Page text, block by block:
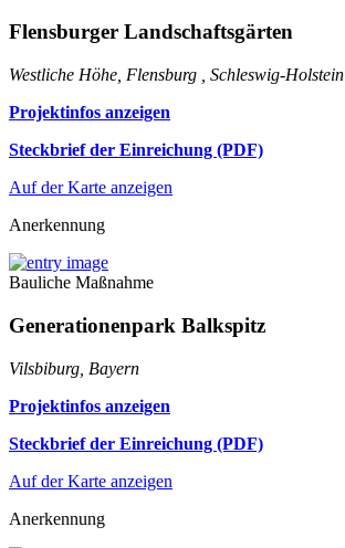
Flensburger Landschaftsgärten
Westliche Höhe, Flensburg , Schleswig-Holstein
Projektinfos anzeigen
Steckbrief der Einreichung (PDF)
Auf der Karte anzeigen
Anerkennung
Bauliche Maßnahme
Generationenpark Balkspitz
Vilsbiburg, Bayern
Projektinfos anzeigen
Steckbrief der Einreichung (PDF)
Auf der Karte anzeigen
Anerkennung